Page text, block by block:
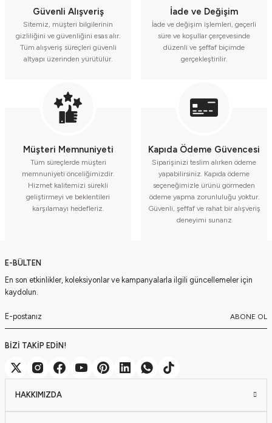
Güvenli Alışveriş
Sitemiz, müşteri bilgilerinin
gizliliğini ve güvenliğini esas alır.
Tüm alışveriş süreçleri güvenli
altyapı üzerinden yürütülür.
İade ve Değişim
İade ve değişim işlemleri, geçerli
süre ve koşullar çerçevesinde
düzenli ve şeffaf biçimde
gerçekleştirilir.
Müşteri Memnuniyeti
Tüm süreçlerde müşteri
memnuniyeti önceliğimizdir.
Hizmet kalitemizi sürekli
geliştirmeyi ve beklentileri
karşılamayı hedefleriz.
Kapıda Ödeme Güvencesi
Siparişinizi teslim alırken ödeme
yapabilirsiniz. Kapıda ödeme
seçeneğimizle ürünü görmeden
ödeme yapma zorunluluğu yoktur.
Güvenli, şeffaf ve rahat bir alışveriş
deneyimi sunarız
E-BÜLTEN
En son etkinlikler, koleksiyonlar ve kampanyalarla ilgili güncellemeler için
kaydolun.
ABONE OL
BİZİ TAKİP EDİN!
HAKKIMIZDA